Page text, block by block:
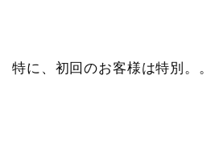
特に、初回のお客様は特別。。